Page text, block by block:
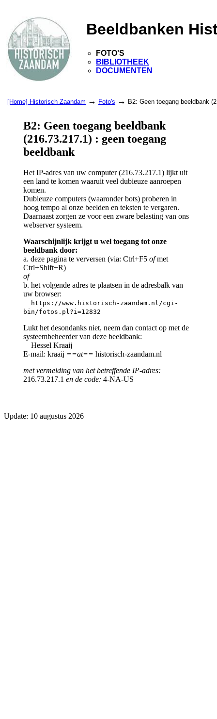
Beeldbanken
FOTO'S
BIBLIOTHEEK
DOCUMENTEN
[Home] Historisch Zaandam → Foto's → B2: Geen toegang beeldbank
B2: Geen toegang beeldbank
(216.73.217.1) : geen toegang
beeldbank
Het IP-adres van uw computer (216.73.217.1) lijkt uit
een land te komen waaruit veel dubieuze aanroepen
komen.
Dubieuze computers (waaronder bots) proberen in
hoog tempo al onze beelden en teksten te vergaren.
Daarnaast zorgen ze voor een zware belasting van ons
webserver systeem.
Waarschijnlijk krijgt u wel toegang tot onze
beeldbank door:
a. deze pagina te verversen (via: Ctrl+F5 ofmet
Ctrl+Shift+R)
of
b. het volgende adres te plaatsen in de adresbalk van
uw browser:
https://www.historisch-zaandam.nl/cgi-
bin/fotos.pl?i=12832
Lukt het desondanks niet, neem dan contact op met de
systeembeheerder van deze beeldbank:
Hessel Kraaij
E-mail: kraaij ==at== historisch-zaandam.nl
met vermelding van het betreffende IP-adres:
216.73.217.1 en de code: 4-NA-US
Update: 10 augustus 2026